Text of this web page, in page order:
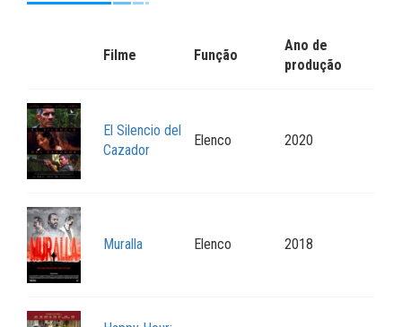
Filme Função
Ano de
produção
El Silencio del
Cazador
Elenco 2020
Muralla Elenco 2018